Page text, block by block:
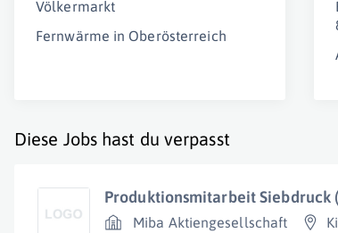
Völkermarkt
Fernwärme in Oberösterreich
Diese Jobs hast du verpasst
Produktionsmitarbeit Siebdruck
Miba Aktiengesellschaft